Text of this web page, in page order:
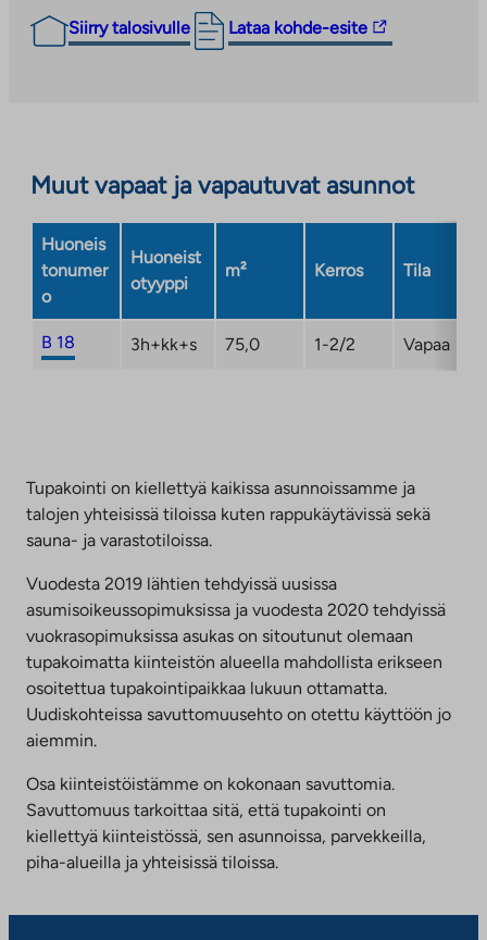
Siirry talosivulle Lataa kohde-esite
Linkki
vie
uuteen
Muut vapaat ja vapautuvat asunnot
Huoneis
tonumer
o
Huoneist
otyyppi
m² Kerros Tila
B 18 3h+kk+s 75,0 1-2/2 Vapaa
Tupakointi on kiellettyä kaikissa asunnoissamme ja
talojen yhteisissä tiloissa kuten rappukäytävissä sekä
sauna- ja varastotiloissa.
Vuodesta 2019 lähtien tehdyissä uusissa
asumisoikeussopimuksissa ja vuodesta 2020 tehdyissä
vuokrasopimuksissa asukas on sitoutunut olemaan
tupakoimatta kiinteistön alueella mahdollista erikseen
osoitettua tupakointipaikkaa lukuun ottamatta.
Uudiskohteissa savuttomuusehto on otettu käyttöön jo
aiemmin.
Osa kiinteistöistämme on kokonaan savuttomia.
Savuttomuus tarkoittaa sitä, että tupakointi on
kiellettyä kiinteistössä, sen asunnoissa, parvekkeilla,
piha-alueilla ja yhteisissä tiloissa.